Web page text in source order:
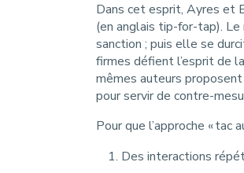
Dans cet esprit, Ayres et
(en anglais tip-for-tap). Le
sanction ; puis elle se
firmes défient l’esprit de
mêmes auteurs
pour servir de contre-
Pour que l’approche «
Des interactions